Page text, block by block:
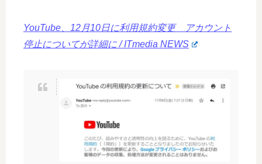
YouTube、12月10日に利用規約変更 アカウント
停止についてが詳細に / ITmedia NEWS